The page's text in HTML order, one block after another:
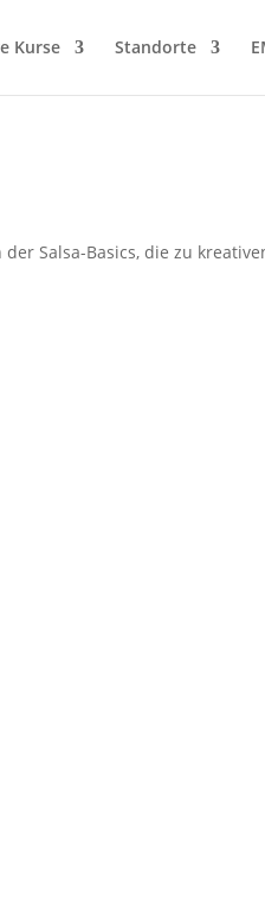
Kurse Standorte
Salsa-Basics, die zu